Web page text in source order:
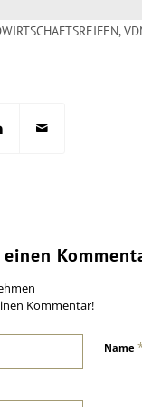
,
Kommentar!
Name